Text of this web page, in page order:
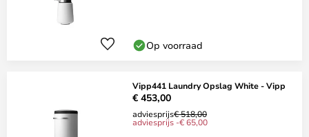
Op voorraad
Vipp441 Laundry Opslag White - Vipp
€ 453,00
adviesprijs€ 518,00
adviesprijs -€ 65,00